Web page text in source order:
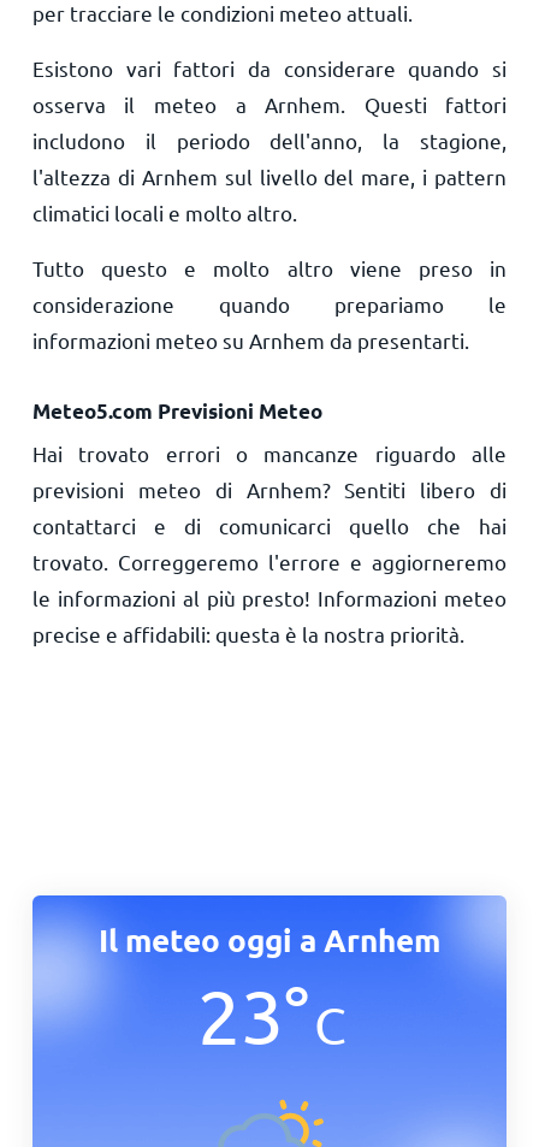
per tracciare le condizioni meteo attuali.
Esistono vari fattori da considerare quando si
osserva il meteo a Arnhem. Questi fattori
includono il periodo dell'anno, la stagione,
l'altezza di Arnhem sul livello del mare, i pattern
climatici locali e molto altro.
Tutto questo e molto altro viene preso in
considerazione quando prepariamo le
informazioni meteo su Arnhem da presentarti.
Meteo5.com Previsioni Meteo
Hai trovato errori o mancanze riguardo alle
previsioni meteo di Arnhem? Sentiti libero di
contattarci e di comunicarci quello che hai
trovato. Correggeremo l'errore e aggiorneremo
le informazioni al più presto! Informazioni meteo
precise e affidabili: questa è la nostra priorità.
Il meteo oggi a Arnhem
23°C